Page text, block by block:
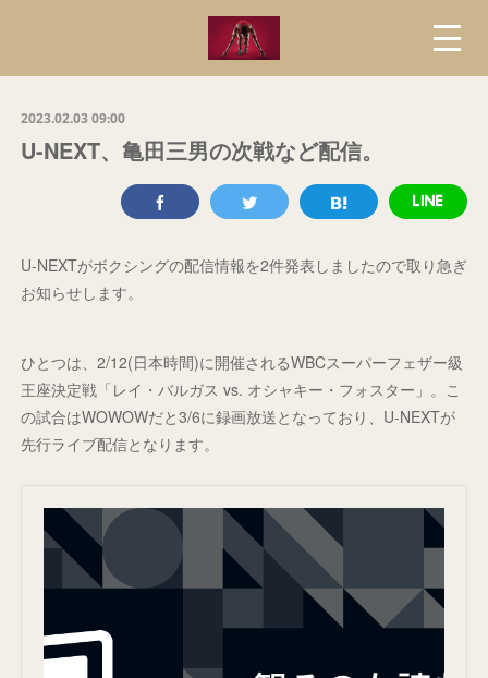
2023.02.03 09:00
U-NEXT、亀田三男の次戦など配信。
U-NEXTがボクシングの配信情報を2件発表しましたので取り急ぎ
お知らせします。
ひとつは、2/12(日本時間)に開催されるWBCスーパーフェザー級
王座決定戦「レイ・バルガス vs. オシャキー・フォスター」。こ
の試合はWOWOWだと3/6に録画放送となっており、U-NEXTが
先行ライブ配信となります。